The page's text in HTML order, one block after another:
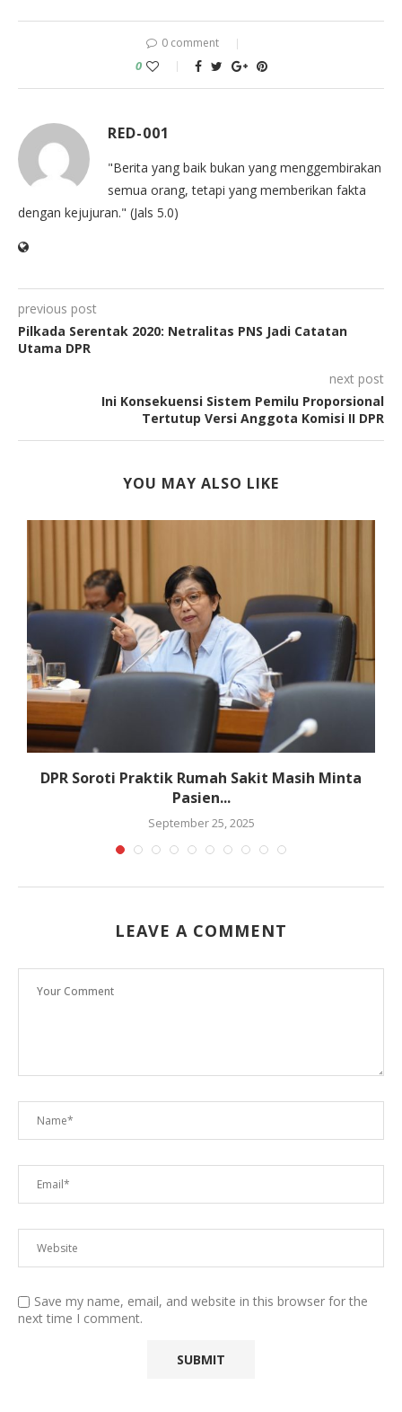
0 comment
0
RED-001
"Berita yang baik bukan yang menggembirakan
semua orang, tetapi yang memberikan fakta
dengan kejujuran." (Jals 5.0)
previous post
Pilkada Serentak 2020: Netralitas PNS Jadi Catatan
Utama DPR
next post
Ini Konsekuensi Sistem Pemilu Proporsional
Tertutup Versi Anggota Komisi II DPR
YOU MAY ALSO LIKE
DPR Soroti Praktik Rumah Sakit Masih Minta
Pasien...
September 25, 2025
LEAVE A COMMENT
Save my name, email, and website in this browser for the
next time I comment.